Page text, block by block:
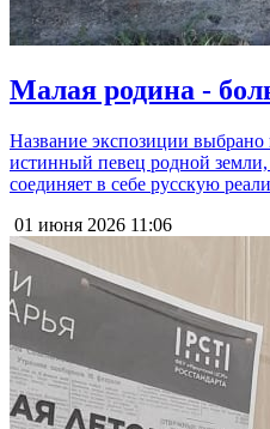
Малая родина -
Название экспозиции
истинный певец родной земли,
соединяет в себе русскую
01 июня 2026 11:06